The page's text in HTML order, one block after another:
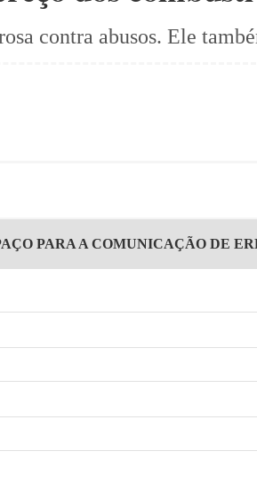
contra abusos. Ele
PARA A COMUNICAÇÃO DE